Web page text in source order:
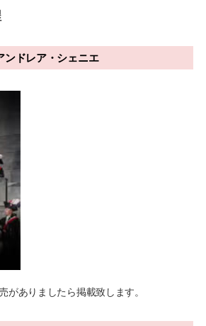
ンドレア・シェニエ
がありましたら掲載致します。